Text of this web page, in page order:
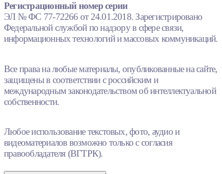
Регистрационный номер серии
ЭЛ № ФС 77-72266 от 24.01.2018. Зарегистрировано
Федеральной службой по надзору в сфере связи,
информационных технологий и массовых коммуникаций.
Все права на любые материалы, опубликованные на сайте,
защищены в соответствии с российским и
международным законодательством об интеллектуальной
собственности.
Любое использование текстовых, фото, аудио и
видеоматериалов возможно только с согласия
правообладателя (ВГТРК).